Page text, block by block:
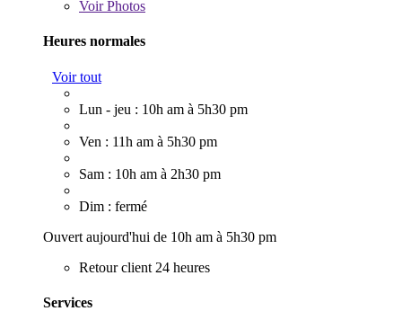
VoirPhotos
Heures normales
Voir tout
Lun - jeu : 10h am à 5h30 pm
Ven : 11h am à 5h30 pm
Sam : 10h am à 2h30 pm
Dim : fermé
Ouvert aujourd'hui de 10h am à 5h30 pm
Retour client 24 heures
Services